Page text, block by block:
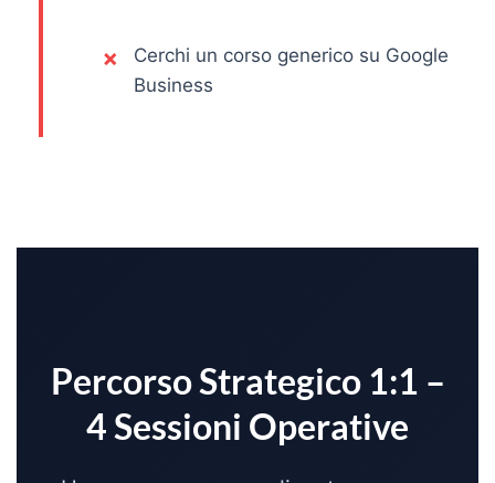
Cerchi un corso generico su Google
Business
Percorso Strategico 1:1 –
4 Sessioni Operative